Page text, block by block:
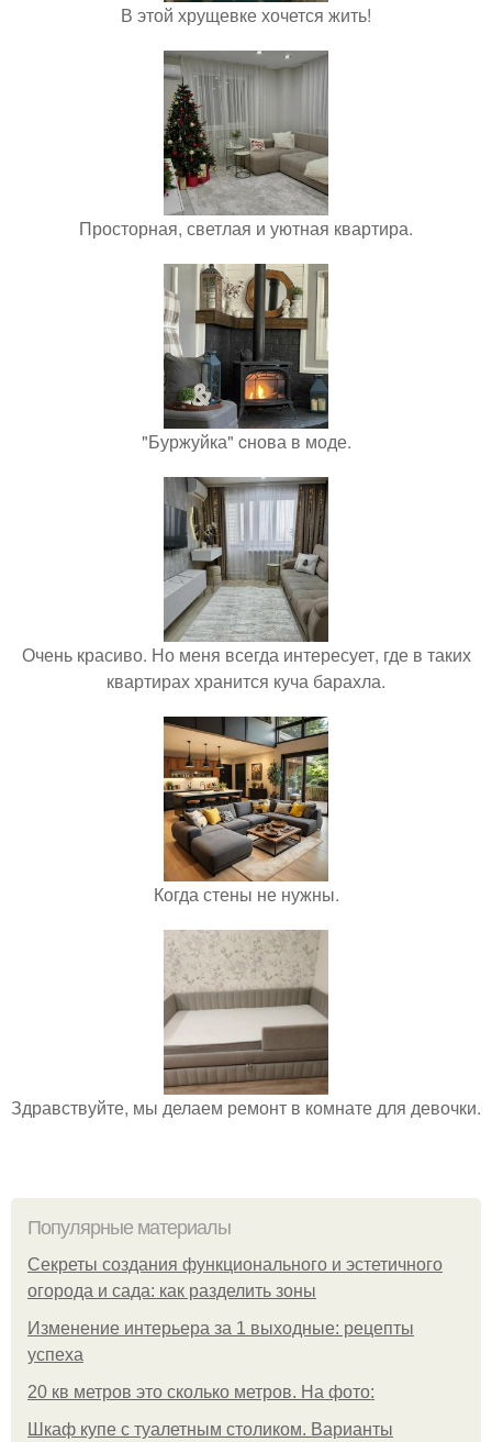
В этой хрущевке хочется жить!
Просторная, светлая и уютная квартира.
"Буржуйка" cнова в моде.
Очень красиво. Но меня всегда интересует, где в таких
квартирах хранится куча барахла.
Когда стены не нужны.
Здравствуйте, мы делаем ремонт в комнате для девочки.
Популярные материалы
Секреты создания функционального и эстетичного
огорода и сада: как разделить зоны
Изменение интерьера за 1 выходные: рецепты
успеха
20 кв метров это сколько метров. На фото:
Шкаф купе с туалетным столиком. Варианты